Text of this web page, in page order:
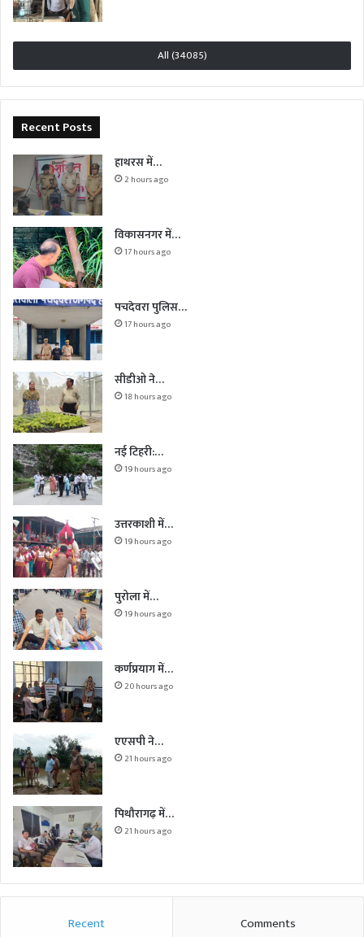
All (34085)
Recent Posts
हाथरस में…
2 hours ago
विकासनगर में…
17 hours ago
पचदेवरा पुलिस…
17 hours ago
सीडीओ ने…
18 hours ago
नई टिहरी:…
19 hours ago
उत्तरकाशी में…
19 hours ago
पुरोला में…
19 hours ago
कर्णप्रयाग में…
20 hours ago
एएसपी ने…
21 hours ago
पिथौरागढ़ में…
21 hours ago
Recent Comments